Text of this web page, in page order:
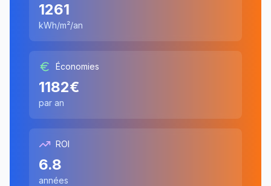
1261
kWh/m²/an
Économies
1182€
par an
ROI
6.8
années